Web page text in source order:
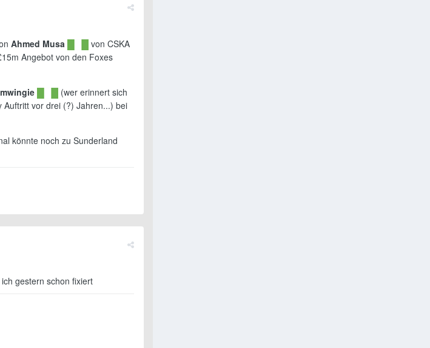
Ahmed Musa
von CSKA
Angebot von den Foxes
(wer erinnert sich
Auftritt vor drei (?) Jahren...) bei
könnte noch zu Sunderland
gestern schon fixiert